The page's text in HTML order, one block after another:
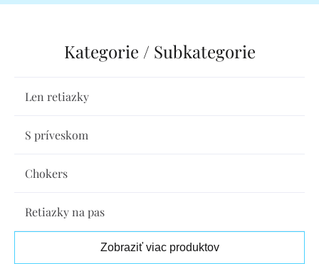
Len retiazky
S príveskom
Chokers
Retiazky na pas
Zobraziť viac produktov